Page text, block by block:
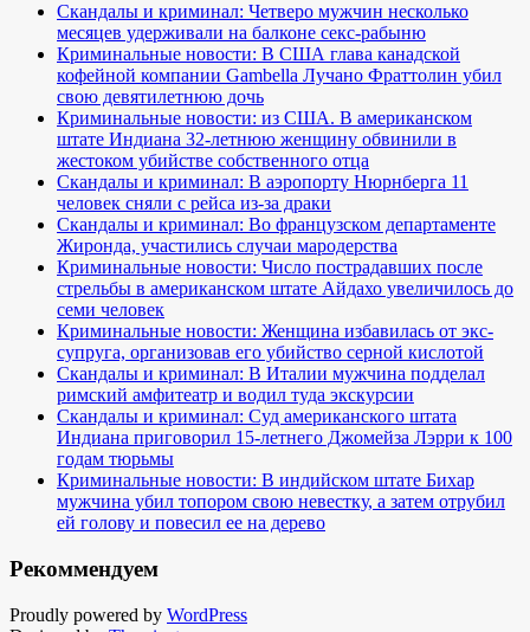
Скандалы и криминал: Четверо мужчин несколько
месяцев удерживали на балконе секс-рабыню
Криминальные новости: В США глава канадской
кофейной компании Gambella Лучано Фраттолин убил
свою девятилетнюю дочь
Криминальные новости: из США. В американском
штате Индиана 32-летнюю женщину обвинили в
жестоком убийстве собственного отца
Скандалы и криминал: В аэропорту Нюрнберга 11
человек сняли с рейса из-за драки
Скандалы и криминал: Во французском департаменте
Жиронда, участились случаи мародерства
Криминальные новости: Число пострадавших после
стрельбы в американском штате Айдахо увеличилось до
семи человек
Криминальные новости: Женщина избавилась от экс-
супруга, организовав его убийство серной кислотой
Скандалы и криминал: В Италии мужчина подделал
римский амфитеатр и водил туда экскурсии
Скандалы и криминал: Суд американского штата
Индиана приговорил 15-летнего Джомейза Лэрри к 100
годам тюрьмы
Криминальные новости: В индийском штате Бихар
мужчина убил топором свою невестку, а затем отрубил
ей голову и повесил ее на дерево
Рекоммендуем
Proudly powered by WordPress